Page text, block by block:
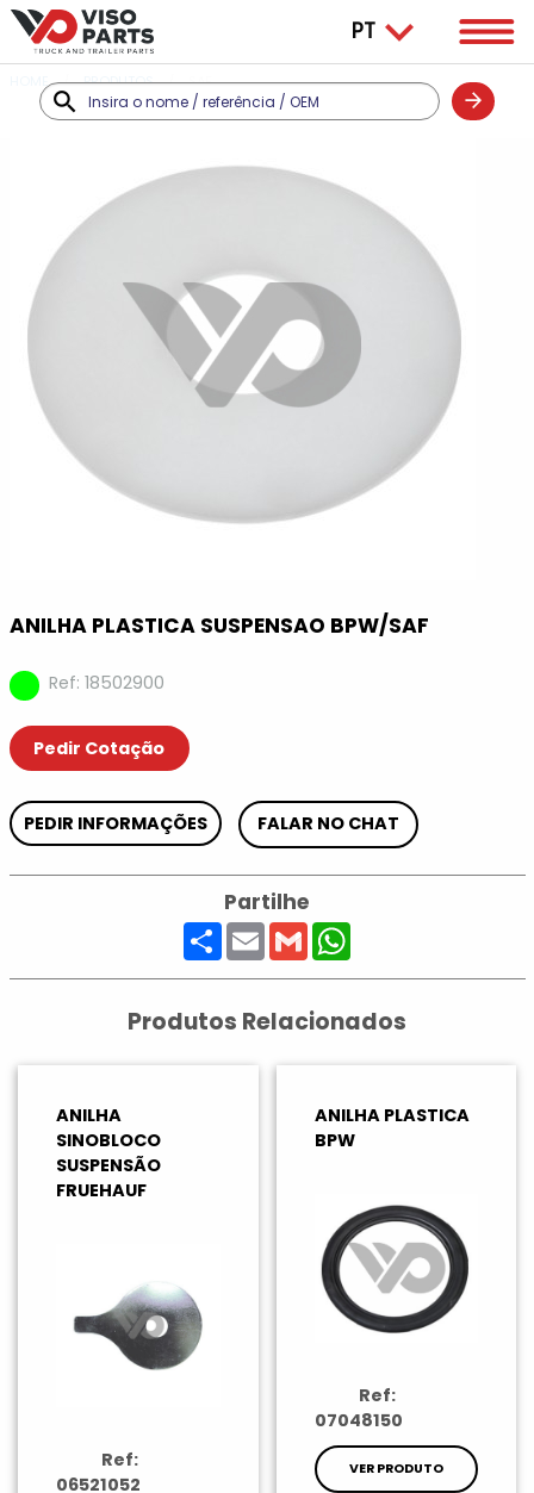
PRODUTOS SAF
ANILHA PLASTICA SUSPENSAO BPW/SAF
Ref: 18502900
Pedir Cotação
PEDIR INFORMAÇÕES FALAR NO CHAT
Partilhe
ShareEmailGmail
Produtos Relacionados
ANILHA
SINOBLOCO
SUSPENSÃO
FRUEHAUF
Ref:
06521052
ANILHA PLASTICA
BPW
Ref:
07048150
VER PRODUTO